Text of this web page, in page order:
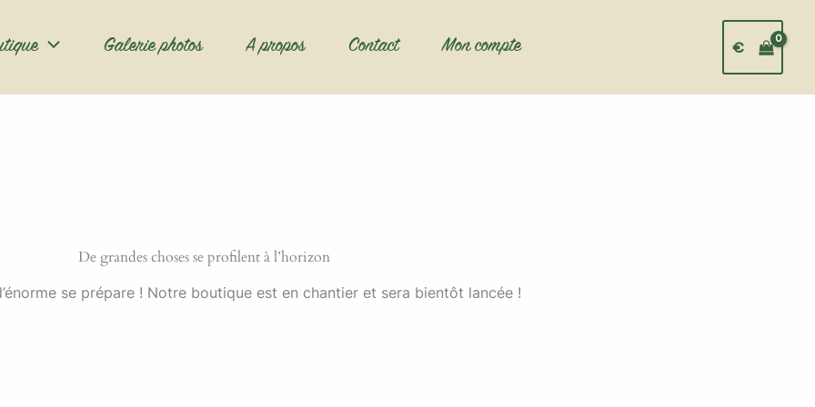
Galerie photos A propos Contact Mon compte €
De grandes choses se profilent à l’horizon
se prépare ! Notre boutique est en chantier et sera bientôt lancée !